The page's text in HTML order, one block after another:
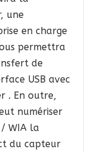
une
en charge
permettra
de
USB avec
. En outre,
numériser
WIA la
du capteur